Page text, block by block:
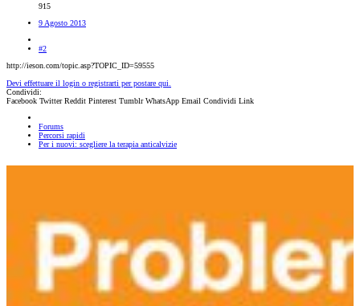
915
9 Agosto 2013
#2
http://ieson.com/topic.asp?TOPIC_ID=59555
Devi effettuare il login o registrarti per postare qui.
Condividi:
Facebook Twitter Reddit Pinterest Tumblr WhatsApp Email Condividi Link
Forums
Percorsi rapidi
Per i nuovi: scegliere la terapia anticalvizie